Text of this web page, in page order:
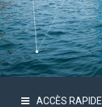
ACCÈS RAPIDE